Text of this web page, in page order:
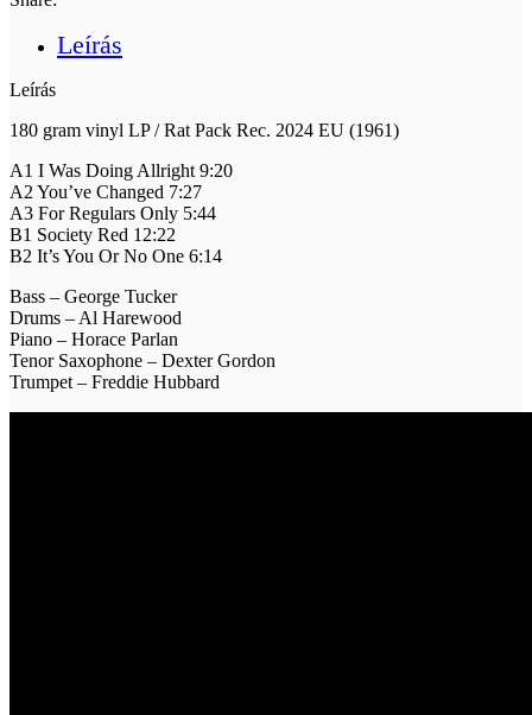
Leírás
Leírás
180 gram vinyl LP / Rat Pack Rec. 2024 EU (1961)
A1 I Was Doing Allright 9:20
A2 You’ve Changed 7:27
A3 For Regulars Only 5:44
B1 Society Red 12:22
B2 It’s You Or No One 6:14
Bass – George Tucker
Drums – Al Harewood
Piano – Horace Parlan
Tenor Saxophone – Dexter Gordon
Trumpet – Freddie Hubbard